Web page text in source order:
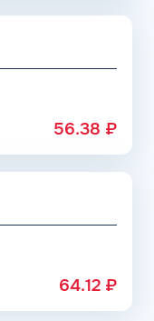
56.38 ₽
64.12 ₽